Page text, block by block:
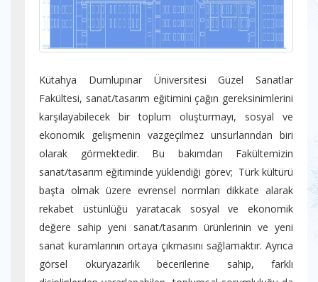
Kütahya Dumlupınar Üniversitesi Güzel Sanatlar
Fakültesi, sanat/tasarım eğitimini çağın gereksinimlerini
karşılayabilecek bir toplum oluşturmayı, sosyal ve
ekonomik gelişmenin vazgeçilmez unsurlarından biri
olarak görmektedir. Bu bakımdan Fakültemizin
sanat/tasarım eğitiminde yüklendiği görev; Türk kültürü
başta olmak üzere evrensel normları dikkate alarak
rekabet üstünlüğü yaratacak sosyal ve ekonomik
değere sahip yeni sanat/tasarım ürünlerinin ve yeni
sanat kuramlarının ortaya çıkmasını sağlamaktır. Ayrıca
görsel okuryazarlık becerilerine sahip, farklı